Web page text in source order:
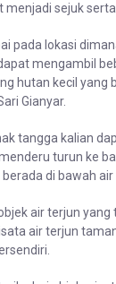
sejuk
pada lokasi
mengambil
hutan kecil yang
Gianyar.
tangga kalian
turun ke
di bawah
air terjun yang
air terjun